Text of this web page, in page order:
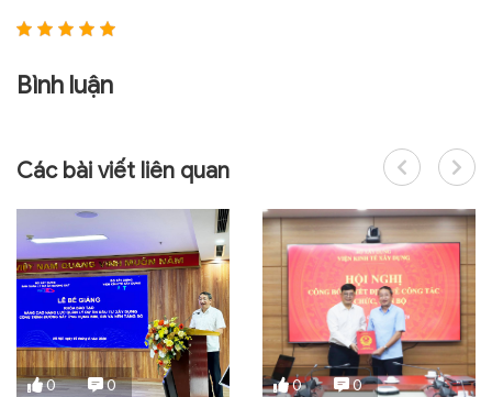
Bình luận
Các bài viết liên quan
0 0 0 0